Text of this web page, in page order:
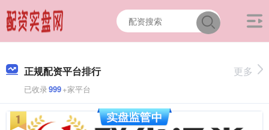
正规配资平台排行
已收录999+家平台
更多